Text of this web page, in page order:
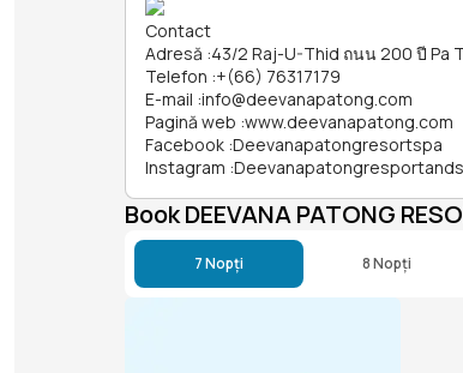
Contact
Adresă :43/2 Raj-U-Thid ถนน 200 ปี Pa
Telefon :+(66) 76317179
E-mail :info@deevanapatong.com
Pagină web :www.deevanapatong.com
Facebook :Deevanapatongresortspa
Instagram :
Book DEEVANA PATONG
7 Nopți 8 Nopți